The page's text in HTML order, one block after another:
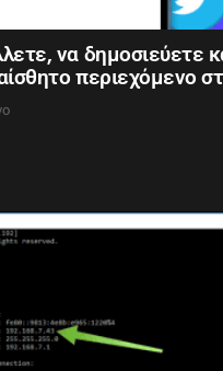
να δημοσιεύετε
περιεχόμενο